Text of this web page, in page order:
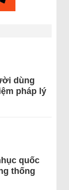
dùng
pháp lý
quốc
thống